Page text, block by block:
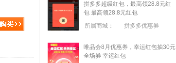
拼多多超级红包，最高领28.8元红
包 最高领28.8元红包
所属商城：
拼多多优惠券
唯品会8月优惠券，幸运红包抽30元
全场券 幸运红包